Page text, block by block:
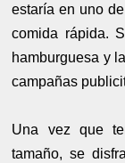
estaría en uno
comida rápida.
hamburguesa y
campañas
Una vez que
tamaño, se